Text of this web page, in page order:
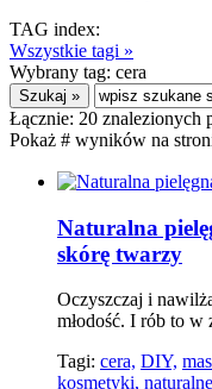
TAG index:
Wszystkie tagi »
Wybrany tag: cera
Łącznie: 20 znalezionych
Pokaż # wyników na
Naturalna
skórę twarzy
Oczyszczaj i
młodość. I rób to w
Tagi: cera, DIY,
kosmetyki,